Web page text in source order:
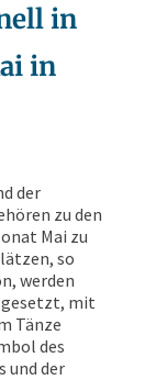
in
in
der
zu den
Mai zu
so
werden
gesetzt, mit
Tänze
des
und der